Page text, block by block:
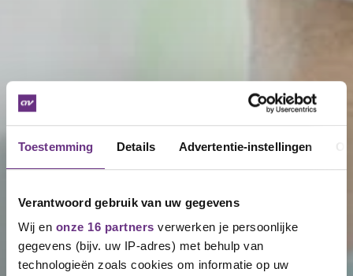
Toestemming Details Advertentie-instellingen
Verantwoord gebruik van uw gegevens
Wij en onze 16 partners verwerken je persoonlijke
gegevens (bijv. uw IP-adres) met behulp van
technologieën zoals cookies om informatie op uw